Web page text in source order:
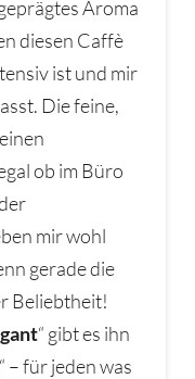
Aroma
diesen Caffè
ist und mir
Die feine,
ob im Büro
mir wohl
gerade die
Beliebtheit!
“ gibt es ihn
– für jeden was